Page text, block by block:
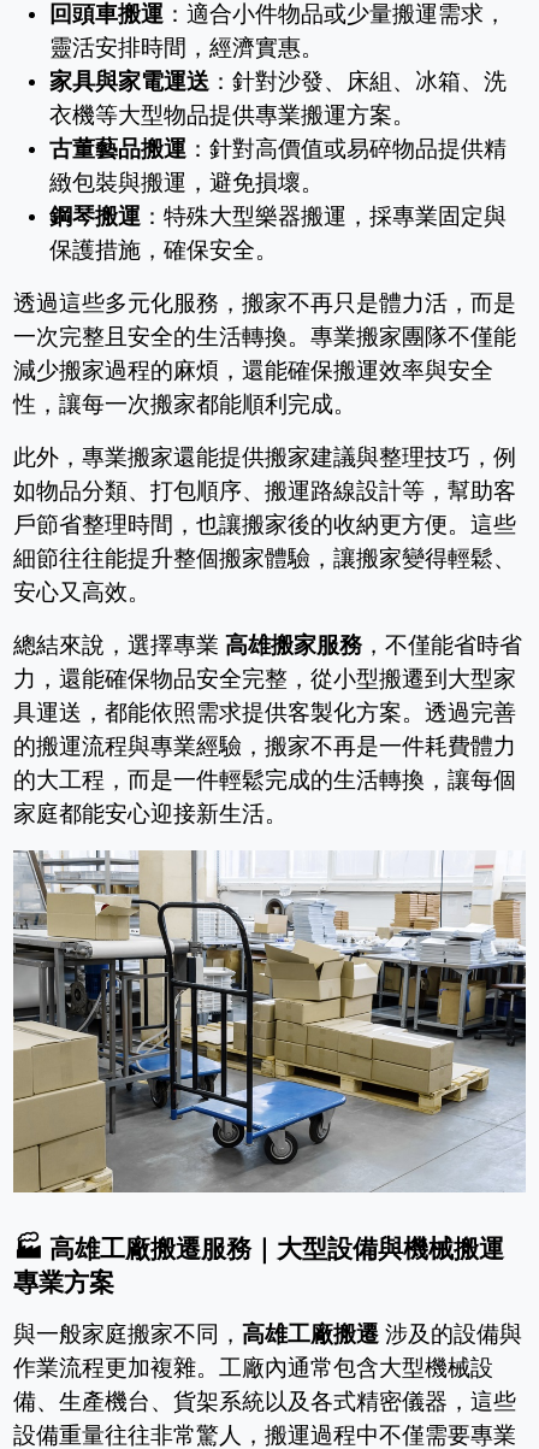
回頭車搬運 ：適合小件物品或少量搬運需求，
靈活安排時間，經濟實惠。
家具與家電運送 ：針對沙發、床組、冰箱、洗
衣機等大型物品提供專業搬運方案。
古董藝品搬運 ：針對高價值或易碎物品提供精
緻包裝與搬運，避免損壞。
鋼琴搬運 ：特殊大型樂器搬運，採專業固定與
保護措施，確保安全。
透過這些多元化服務，搬家不再只是體力活，而是
一次完整且安全的生活轉換。專業搬家團隊不僅能
減少搬家過程的麻煩，還能確保搬運效率與安全
性，讓每一次搬家都能順利完成。
此外，專業搬家還能提供搬家建議與整理技巧，例
如物品分類、打包順序、搬運路線設計等，幫助客
戶節省整理時間，也讓搬家後的收納更方便。這些
細節往往能提升整個搬家體驗，讓搬家變得輕鬆、
安心又高效。
總結來說，選擇專業 高雄搬家服務 ，不僅能省時省
力，還能確保物品安全完整，從小型搬遷到大型家
具運送，都能依照需求提供客製化方案。透過完善
的搬運流程與專業經驗，搬家不再是一件耗費體力
的大工程，而是一件輕鬆完成的生活轉換，讓每個
家庭都能安心迎接新生活。
🏭 高雄工廠搬遷服務｜大型設備與機械搬運
專業方案
與一般家庭搬家不同，高雄工廠搬遷 涉及的設備與
作業流程更加複雜。工廠內通常包含大型機械設
備、生產機台、貨架系統以及各式精密儀器，這些
設備重量往往非常驚人，搬運過程中不僅需要專業